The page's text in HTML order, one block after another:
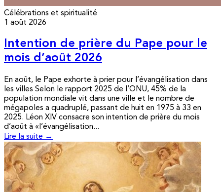
Célébrations et spiritualité
1 août 2026
Intention de prière du Pape pour le
mois d’août 2026
En août, le Pape exhorte à prier pour l’évangélisation dans
les villes Selon le rapport 2025 de l’ONU, 45% de la
population mondiale vit dans une ville et le nombre de
mégapoles a quadruplé, passant de huit en 1975 à 33 en
2025. Léon XIV consacre son intention de prière du mois
d’août à «l’évangélisation...
Lire la suite →